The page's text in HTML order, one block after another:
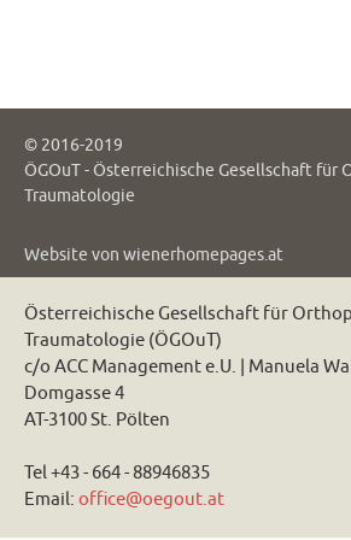
© 2016-2019
ÖGOuT - Österreichische Gesellschaft für
Traumatologie
Website von wienerhomepages.at
Österreichische Gesellschaft für
Traumatologie (ÖGOuT)
c/o ACC Management e.U. | Manuela
Domgasse 4
AT-3100 St. Pölten
Tel +43 - 664 - 88946835
Email: office@oegout.at